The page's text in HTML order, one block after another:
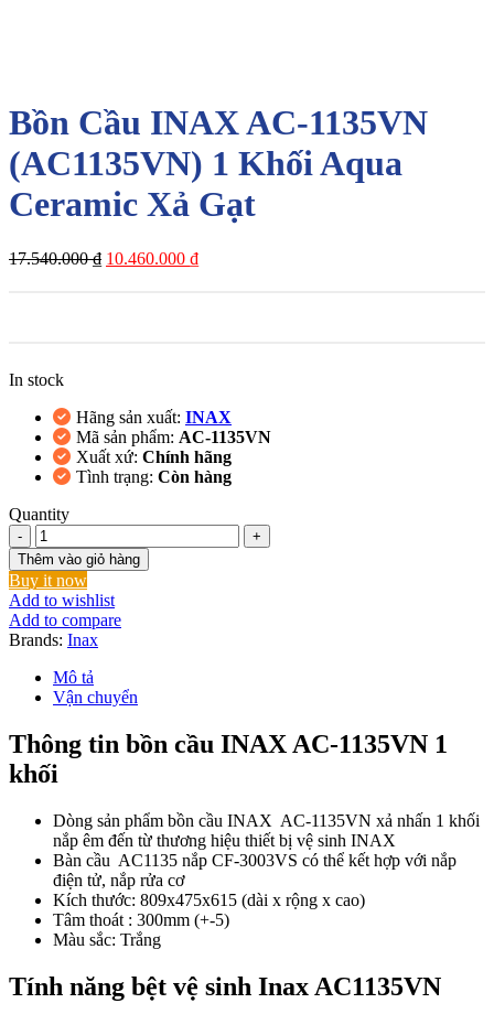
Bồn Cầu INAX AC-1135VN
(AC1135VN) 1 Khối Aqua
Ceramic Xả Gạt
17.540.000₫ Giá
10.460.000 ₫Giá
In stock
Hãng sản xuất: INAX
Mã sản phẩm: AC-1135VN
Xuất xứ: Chính hãng
Tình trạng: Còn hàng
Quantity
Bồn
Cầu
INAX
AC-
1135VN
(AC1135VN)
1
Khối
Aqua
Ceramic
Xả
Gạt
số
Thêm vào giỏ hàng
Buy it now
Add to wishlist
Add to compare
Brands: Inax
Mô tả
Vận chuyển
Thông tin bồn cầu INAX AC-1135VN 1
khối
Dòng sản phẩm bồn cầu INAX AC-1135VN xả nhấn 1 khối
nắp êm đến từ thương hiệu thiết bị vệ sinh INAX
Bàn cầu AC1135 nắp CF-3003VS có thể kết hợp với nắp
điện tử, nắp rửa cơ
Kích thước: 809x475x615 (dài x rộng x cao)
Tâm thoát : 300mm (+-5)
Màu sắc: Trắng
Tính năng bệt vệ sinh Inax AC1135VN